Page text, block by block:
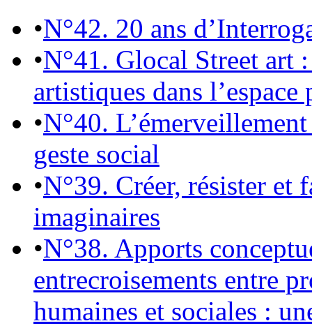
•N°42. 20 ans
•N°41. Glocal Street art
artistiques dans l’espace
•N°40.
geste social
•N°39. Créer, résister et
imaginaires
•N°38. Apports
entrecroisements entre
humaines et sociales :